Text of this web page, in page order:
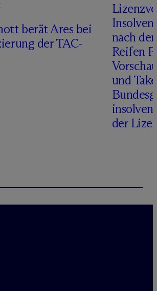
berät Ares bei
der TAC-
nach
Reifen
und
der